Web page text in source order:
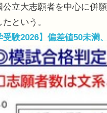
公立大志願者を中心に併
という。
受験2026】偏差値50未